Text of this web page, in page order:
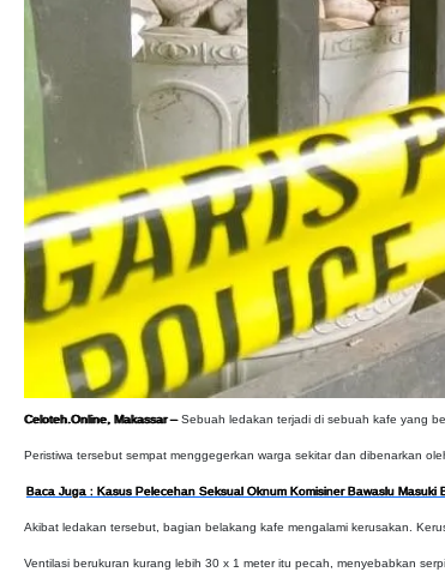
Celoteh.Online, Makassar –Sebuah ledakan terjadi di sebuah kafe yang
Peristiwa tersebut sempat menggegerkan warga sekitar dan dibenarkan
Baca Juga : Kasus Pelecehan Seksual Oknum Komisiner Bawaslu Masuki
Akibat ledakan tersebut, bagian belakang kafe mengalami kerusakan.
Ventilasi berukuran kurang lebih 30 x 1 meter itu pecah, menyebabkan